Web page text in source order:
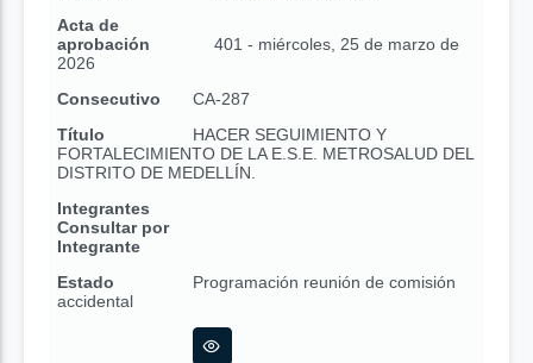
Acta de
aprobación
401 - miércoles, 25 de marzo de
2026
Consecutivo
CA-287
Título
HACER SEGUIMIENTO Y
FORTALECIMIENTO DE LA E.S.E. METROSALUD DEL
DISTRITO DE MEDELLÍN.
Integrantes
Consultar por
Integrante
Estado
Programación reunión de comisión
accidental